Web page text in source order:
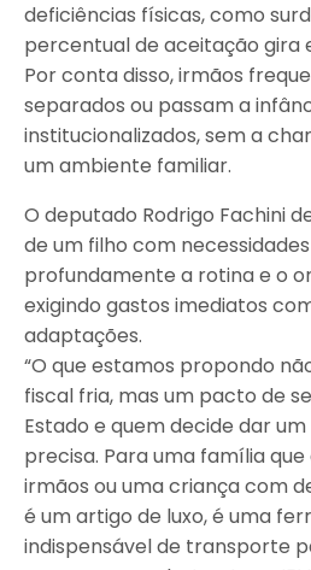
deficiências físicas, como
percentual de aceitação gira
Por conta disso, irmãos
separados ou passam a
institucionalizados, sem a
um ambiente familiar.
O deputado Rodrigo Fachini
de um filho com
profundamente a rotina e o
exigindo gastos imediatos
adaptações.
“O que estamos propondo
fiscal fria, mas um pacto de
Estado e quem decide dar
precisa. Para uma família
irmãos ou uma criança com
é um artigo de luxo, é uma
indispensável de transporte